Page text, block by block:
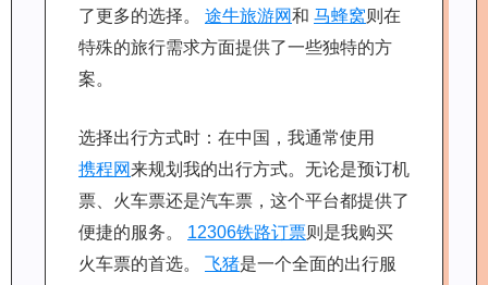
了更多的选择。 途牛旅游网和 马蜂窝则在
特殊的旅行需求方面提供了一些独特的方
案。
选择出行方式时：在中国，我通常使用
携程网来规划我的出行方式。无论是预订机
票、火车票还是汽车票，这个平台都提供了
便捷的服务。 12306铁路订票则是我购买
火车票的首选。 飞猪是一个全面的出行服